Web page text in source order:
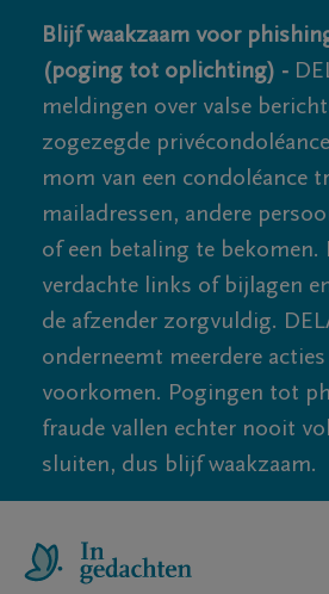
Blijf waakzaam voor
(poging tot oplichting) -
meldingen over valse
zogezegde
mom van een condoléance
mailadressen, andere
of een betaling te bekomen.
verdachte links of bijlagen
de afzender zorgvuldig.
onderneemt meerdere
voorkomen. Pogingen tot
fraude vallen echter nooit
sluiten, dus blijf waakzaam.